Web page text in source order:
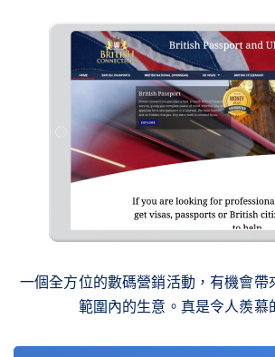
一個全方位的數碼營銷活動，有機會帶
範圍內的生意。真是令人羨慕